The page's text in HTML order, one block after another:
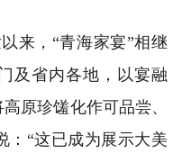
来，“青海家宴”相继
及省内各地，以宴融
原珍馐化作可品尝、
：“这已成为展示大美